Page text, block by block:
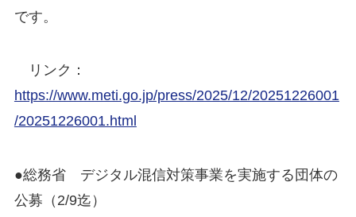
です。
リンク：
https://www.meti.go.jp/press/2025/12/20251226001
/20251226001.html
●総務省 デジタル混信対策事業を実施する団体の
公募（2/9迄）